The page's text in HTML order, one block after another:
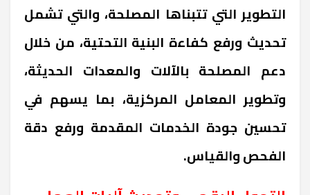
التطوير التي تتبناها المصلحة، والتي تشمل
تحديث ورفع كفاءة البنية التحتية، من خلال
دعم المصلحة بالآلات والمعدات الحديثة،
وتطوير المعامل المركزية، بما يسهم في
تحسين جودة الخدمات المقدمة ورفع دقة
الفحص والقياس.